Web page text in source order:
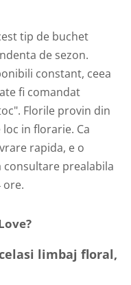
tip de buchet
de sezon.
constant, ceea
fi comandat
Florile provin din
in florarie. Ca
rapida, e o
prealabila
ore.
limbaj floral,